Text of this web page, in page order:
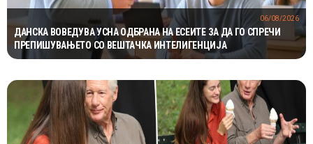
ДАНСКА ВОВЕДУВА УСНА ОДБРАНА НА ЕСЕИТЕ ЗА ДА ГО СПРЕЧИ
ПРЕПИШУВАЊЕТО СО ВЕШТАЧКА ИНТЕЛИГЕНЦИЈА
06/08/2026